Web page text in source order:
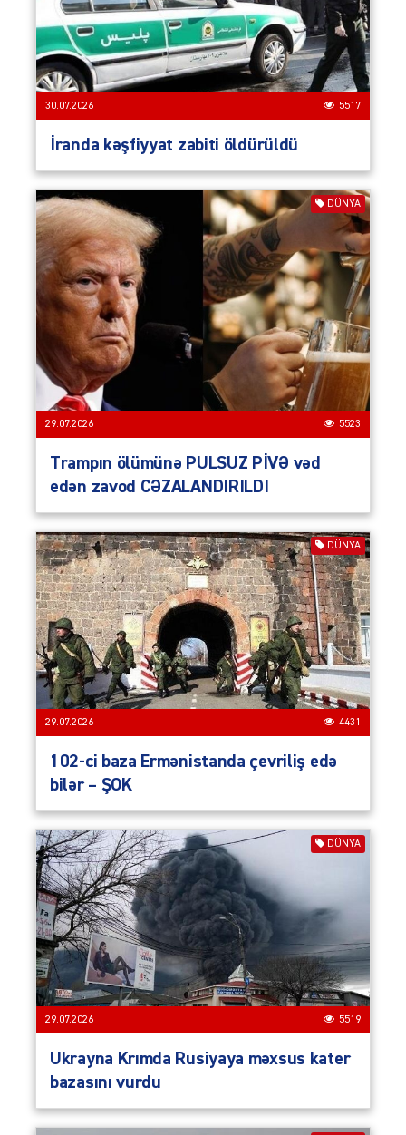
30.07.2026 5517
İranda kəşfiyyat zabiti öldürüldü
DÜNYA
29.07.2026 5523
Trampın ölümünə PULSUZ PİVƏ vəd
edən zavod CƏZALANDIRILDI
DÜNYA
29.07.2026 4431
102-ci baza Ermənistanda çevriliş edə
bilər – ŞOK
DÜNYA
29.07.2026 5519
Ukrayna Krımda Rusiyaya məxsus kater
bazasını vurdu